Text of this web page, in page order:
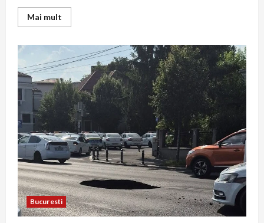
Mai mult
more
agent
de
poliție
arestat
după
ce
ar
simulat
controale
rutiere
şi
a
cerut
bani
şoferilor
pe
DN1
Bucuresti